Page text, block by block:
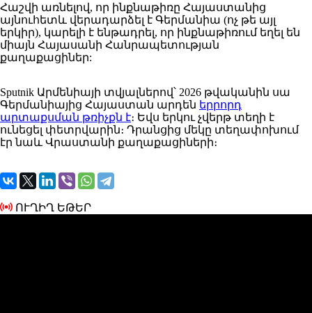
Հաշվի առնելով, որ ինքնաթիռը Հայաստանից
այնուհետև վերադարձել է Գերմանիա (ոչ թե այլ
երկիր), կարելի է ենթադրել, որ ինքնաթիռում եղել են
միայն Հայասանի Հանրապետության
քաղաքացիներ:
Sputnik Արմենիայի տվյալներով՝ 2026 թվականին սա
Գերմանիայից Հայաստան արդեն երրորդ
արտաքսման թռիչքն է։ Եվս երկու չվերթ տեղի է
ունեցել փետրվարին։ Դրանցից մեկը տեղափոխում
էր նաև Վրաստանի քաղաքացիների։
ՈՒՂԻՂ ԵԹԵՐ